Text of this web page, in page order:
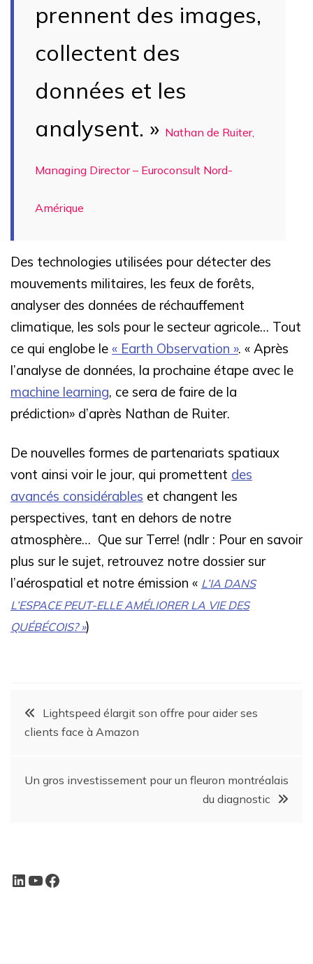
prennent des images,
collectent des
données et les
analysent. » Nathan de Ruiter,
Managing Director – Euroconsult Nord-
Amérique
Des technologies utilisées pour détecter des
mouvements militaires, les feux de forêts,
analyser des données de réchauffement
climatique, les sols pour le secteur agricole… Tout
ce qui englobe le « Earth Observation ». « Après
l’analyse de données, la prochaine étape avec le
machine learning, ce sera de faire de la
prédiction» d’après Nathan de Ruiter.
De nouvelles formes de partenariats spatiaux
vont ainsi voir le jour, qui promettent des
avancés considérables et changent les
perspectives, tant en dehors de notre
atmosphère… Que sur Terre! (ndlr : Pour en savoir
plus sur le sujet, retrouvez notre dossier sur
l’aérospatial et notre émission « L’IA DANS
L’ESPACE PEUT-ELLE AMÉLIORER LA VIE DES
QUÉBÉCOIS? »)
Lightspeed élargit son offre pour aider ses
clients face à Amazon
Un gros investissement pour un fleuron montréalais
du diagnostic